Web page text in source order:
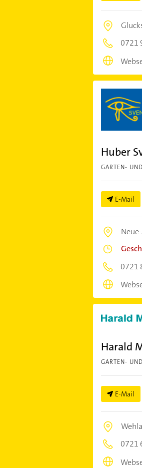
0721
Huber
GARTEN-
E-Mail
0721
Harald
GARTEN-
E-Mail
0721